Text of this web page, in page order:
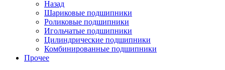
Назад
Шариковые подшипники
Роликовые подшипники
Игольчатые подшипники
Цилиндрические подшипники
Комбинированные подшипники
Прочее